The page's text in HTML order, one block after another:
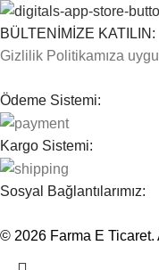
BÜLTENİMİZE KATILIN:
Gizlilik Politikamıza
Ödeme Sistemi:
Kargo Sistemi:
Sosyal Bağlantılarımız:
© 2026 Farma E Ticaret.